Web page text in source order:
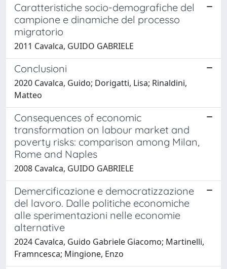
Caratteristiche socio-demografiche del
campione e dinamiche del processo
migratorio
2011 Cavalca, GUIDO GABRIELE
Conclusioni
2020 Cavalca, Guido; Dorigatti, Lisa; Rinaldini,
Matteo
Consequences of economic
transformation on labour market and
poverty risks: comparison among Milan,
Rome and Naples
2008 Cavalca, GUIDO GABRIELE
Demercificazione e democratizzazione
del lavoro. Dalle politiche economiche
alle sperimentazioni nelle economie
alternative
2024 Cavalca, Guido Gabriele Giacomo; Martinelli,
Framncesca; Mingione, Enzo